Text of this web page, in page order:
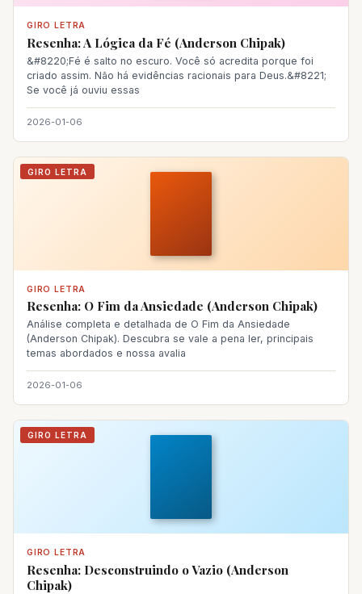
GIRO LETRA
Resenha: A Lógica da Fé (Anderson Chipak)
&#8220;Fé é salto no escuro. Você só acredita porque foi
criado assim. Não há evidências racionais para Deus.&#8221;
Se você já ouviu essas
2026-01-06
GIRO LETRA
GIRO LETRA
Resenha: O Fim da Ansiedade (Anderson Chipak)
Análise completa e detalhada de O Fim da Ansiedade
(Anderson Chipak). Descubra se vale a pena ler, principais
temas abordados e nossa avalia
2026-01-06
GIRO LETRA
GIRO LETRA
Resenha: Desconstruindo o Vazio (Anderson
Chipak)